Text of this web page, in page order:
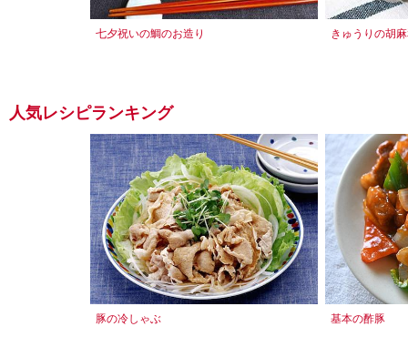
七夕祝いの鯛のお造り きゅうりの胡
人気レシピランキング
豚の冷しゃぶ 基本の酢豚